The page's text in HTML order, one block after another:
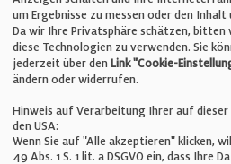
Impressum
Cookie-Einstellungen
um Ergebnisse zu messen oder den
Da wir Ihre Privatsphäre schätzen, bitten
diese Technologien zu verwenden. Sie
jederzeit über den Link "Cookie-
ändern oder widerrufen.
Hinweis auf Verarbeitung Ihrer auf
den USA:
Wenn Sie auf "Alle akzeptieren" klicken,
49 Abs. 1 S. 1 lit. a DSGVO ein, dass Ihre